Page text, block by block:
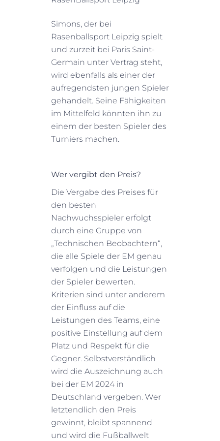
Simons, der bei
Rasenballsport Leipzig spielt
und zurzeit bei Paris Saint-
Germain unter Vertrag steht,
wird ebenfalls als einer der
aufregendsten jungen Spieler
gehandelt. Seine Fähigkeiten
im Mittelfeld könnten ihn zu
einem der besten Spieler des
Turniers machen.
Wer vergibt den Preis?
Die Vergabe des Preises für
den besten
Nachwuchsspieler erfolgt
durch eine Gruppe von
„Technischen Beobachtern“,
die alle Spiele der EM genau
verfolgen und die Leistungen
der Spieler bewerten.
Kriterien sind unter anderem
der Einfluss auf die
Leistungen des Teams, eine
positive Einstellung auf dem
Platz und Respekt für die
Gegner. Selbstverständlich
wird die Auszeichnung auch
bei der EM 2024 in
Deutschland vergeben. Wer
letztendlich den Preis
gewinnt, bleibt spannend
und wird die Fußballwelt